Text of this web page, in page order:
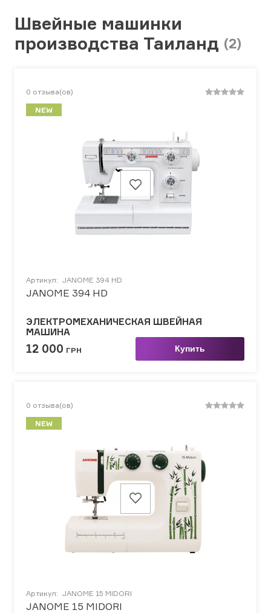
Швейные машинки
производства Таиланд (2)
0 отзыва(ов)
NEW
Артикул: JANOME 394 HD
JANOME 394 HD
ЭЛЕКТРОМЕХАНИЧЕСКАЯ ШВЕЙНАЯ
МАШИНА
12 000 ГРН Купить
0 отзыва(ов)
NEW
Артикул: JANOME 15 MIDORI
JANOME 15 MIDORI